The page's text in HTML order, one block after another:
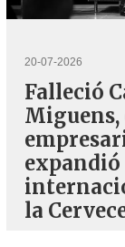
20-07-2026
Falleció
Miguens,
expandió
la